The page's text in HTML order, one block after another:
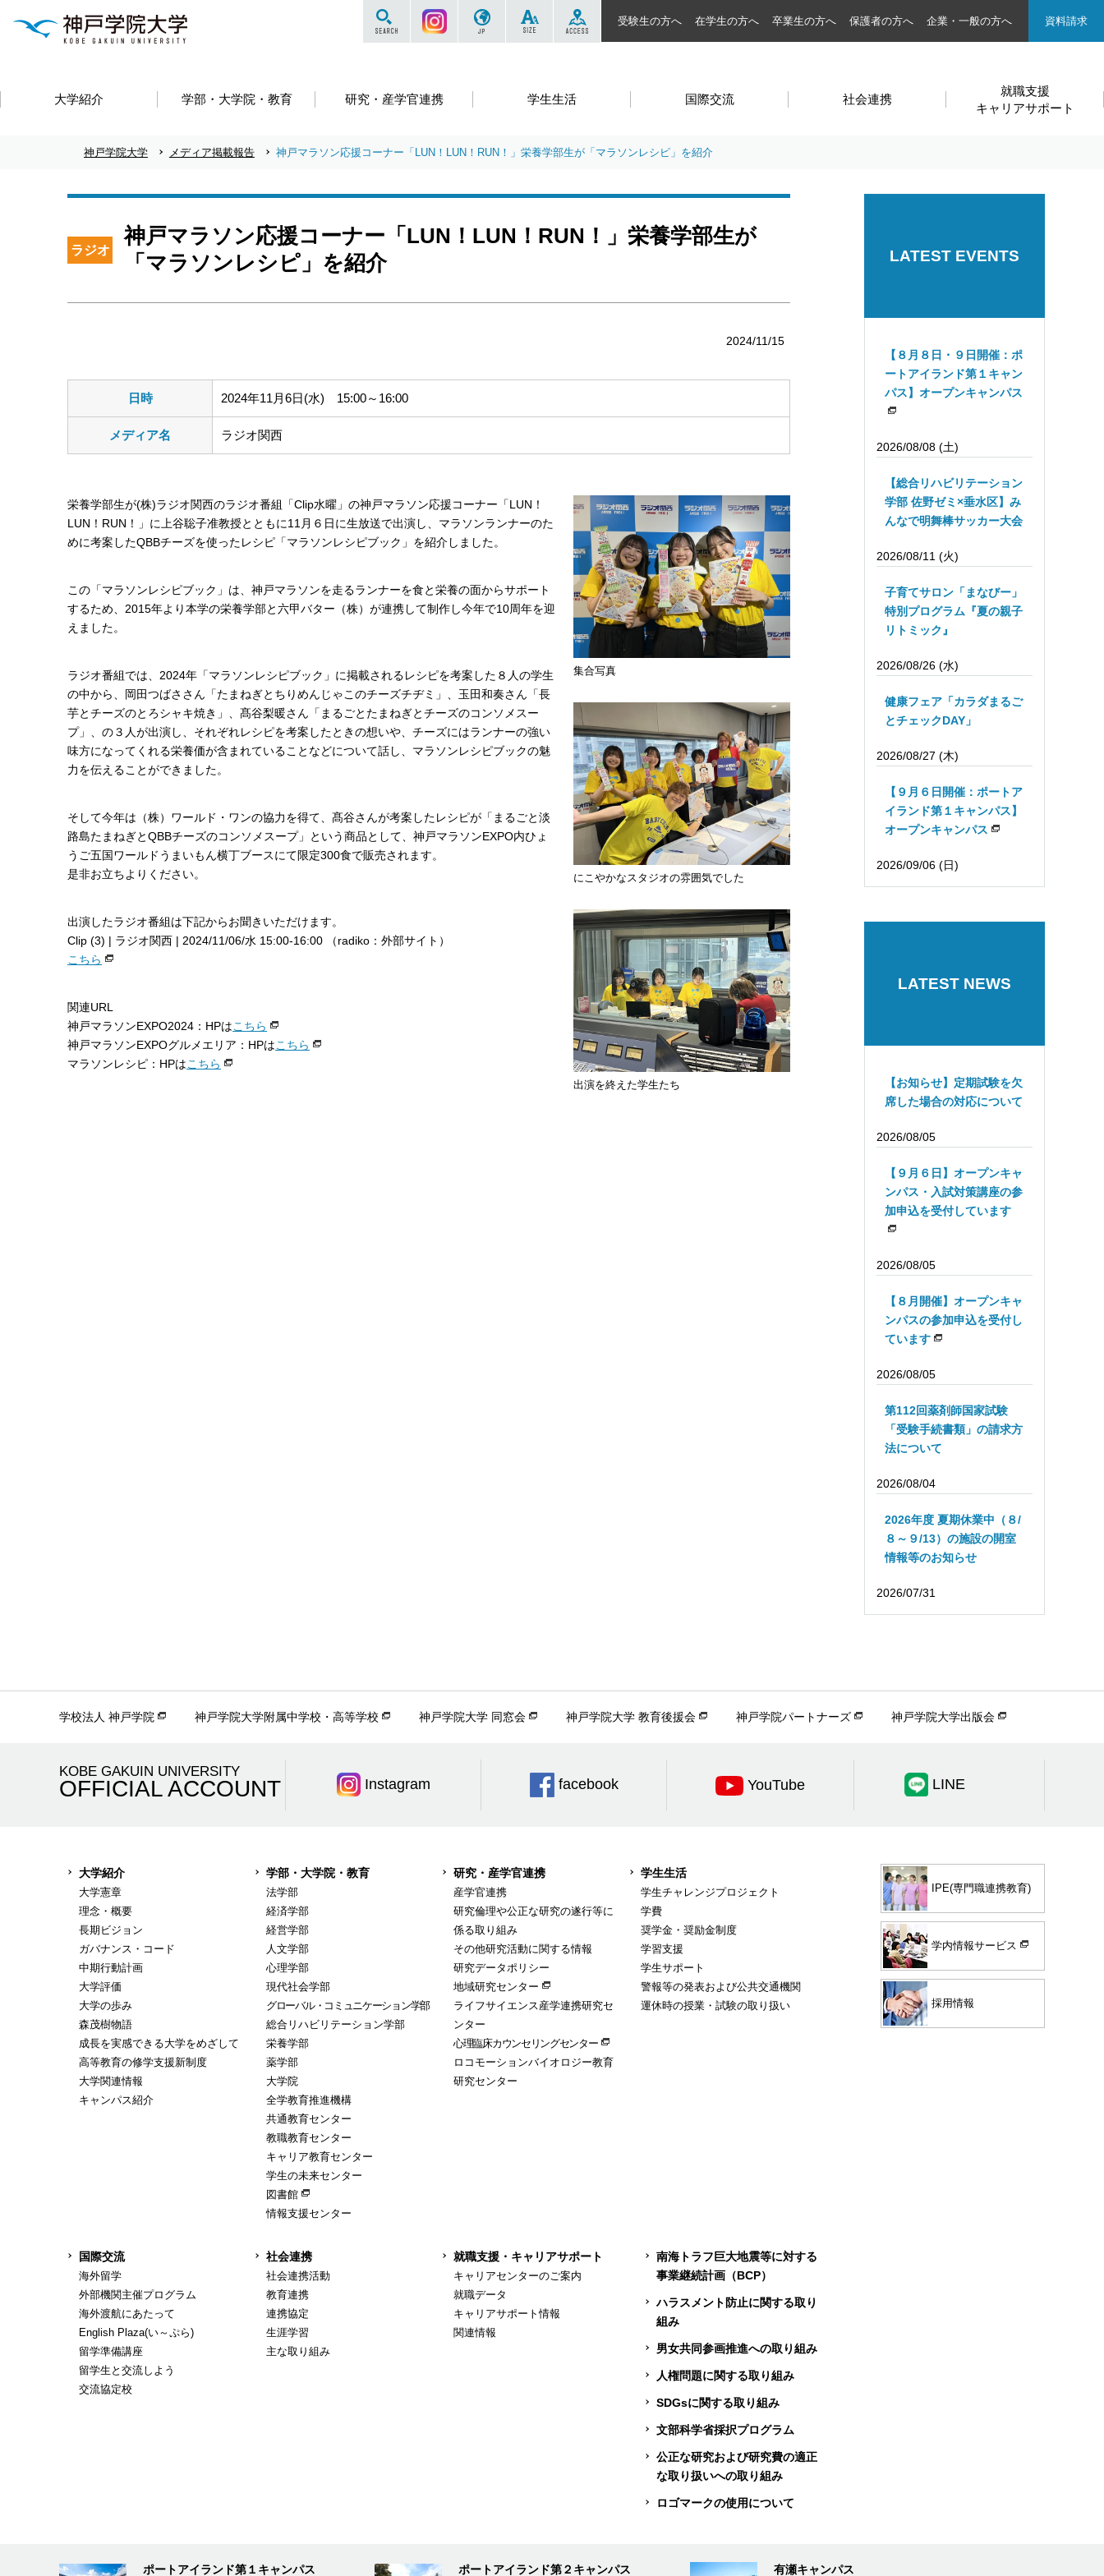
大学紹介 学部・大学院・教育 研究・産学官連携 学生生活 国際交流 社会連携
就職支援
キャリアサポート
サイト内を検索する
Instagram SIZE
受験生の方へ 在学生の方へ 卒業生の方へ 保護者の方へ 企業・一般の方へ 資料請求
神戸学院大学 メディア掲載報告 神戸マラソン応援コーナー「LUN！LUN！RUN！」栄養学部生が「マラソンレシピ」を紹介
ラジオ
神戸マラソン応援コーナー「LUN！LUN！RUN！」栄養学部生が
「マラソンレシピ」を紹介
2024/11/15
日時 2024年11月6日(水) 15:00～16:00
メディア名 ラジオ関西
集合写真
にこやかなスタジオの雰囲気でした
出演を終えた学生たち
栄養学部生が(株)ラジオ関西のラジオ番組「Clip水曜」の神戸マラソン応援コーナー「LUN！
LUN！RUN！」に上谷聡子准教授とともに11月６日に生放送で出演し、マラソンランナーのた
めに考案したQBBチーズを使ったレシピ「マラソンレシピブック」を紹介しました。
この「マラソンレシピブック」は、神戸マラソンを走るランナーを食と栄養の面からサポート
するため、2015年より本学の栄養学部と六甲バター（株）が連携して制作し今年で10周年を迎
えました。
ラジオ番組では、2024年「マラソンレシピブック」に掲載されるレシピを考案した８人の学生
の中から、岡田つばささん「たまねぎとちりめんじゃこのチーズチヂミ」、玉田和奏さん「長
芋とチーズのとろシャキ焼き」、髙谷梨暖さん「まるごとたまねぎとチーズのコンソメスー
プ」、の３人が出演し、それぞれレシピを考案したときの想いや、チーズにはランナーの強い
味方になってくれる栄養価が含まれていることなどについて話し、マラソンレシピブックの魅
力を伝えることができました。
そして今年は（株）ワールド・ワンの協力を得て、髙谷さんが考案したレシピが「まるごと淡
路島たまねぎとQBBチーズのコンソメスープ」という商品として、神戸マラソンEXPO内ひょ
うご五国ワールドうまいもん横丁ブースにて限定300食で販売されます。
是非お立ちよりください。
出演したラジオ番組は下記からお聞きいただけます。
Clip (3) | ラジオ関西 | 2024/11/06/水 15:00-16:00 （radiko：外部サイト）
こちら
関連URL
神戸マラソンEXPO2024：HPはこちら
神戸マラソンEXPOグルメエリア：HPはこちら
マラソンレシピ：HPはこちら
LATEST EVENTS
【８月８日・９日開催：ポ
ートアイランド第１キャン
パス】オープンキャンパス
2026/08/08 (土)
【総合リハビリテーション
学部 佐野ゼミ×垂水区】み
んなで明舞棒サッカー大会
2026/08/11 (火)
子育てサロン「まなびー」
特別プログラム『夏の親子
リトミック』
2026/08/26 (水)
健康フェア「カラダまるご
とチェックDAY」
2026/08/27 (木)
【９月６日開催：ポートア
イランド第１キャンパス】
オープンキャンパス
2026/09/06 (日)
LATEST NEWS
【お知らせ】定期試験を欠
席した場合の対応について
2026/08/05
【９月６日】オープンキャ
ンパス・入試対策講座の参
加申込を受付しています
2026/08/05
【８月開催】オープンキャ
ンパスの参加申込を受付し
ています
2026/08/05
第112回薬剤師国家試験
「受験手続書類」の請求方
法について
2026/08/04
2026年度 夏期休業中（８/
８～９/13）の施設の開室
情報等のお知らせ
2026/07/31
学校法人 神戸学院 神戸学院大学附属中学校・高等学校 神戸学院大学 同窓会 神戸学院大学 教育後援会 神戸学院パートナーズ 神戸学院大学出版会
KOBE GAKUIN UNIVERSITY
OFFICIAL ACCOUNT Instagram facebook YouTube LINE
大学紹介
大学憲章
理念・概要
長期ビジョン
ガバナンス・コード
中期行動計画
大学評価
大学の歩み
森茂樹物語
成長を実感できる大学をめざして
高等教育の修学支援新制度
大学関連情報
キャンパス紹介
学部・大学院・教育
法学部
経済学部
経営学部
人文学部
心理学部
現代社会学部
グローバル・コミュニケーション学部
総合リハビリテーション学部
栄養学部
薬学部
大学院
全学教育推進機構
共通教育センター
教職教育センター
キャリア教育センター
学生の未来センター
図書館
情報支援センター
研究・産学官連携
産学官連携
研究倫理や公正な研究の遂行等に
係る取り組み
その他研究活動に関する情報
研究データポリシー
地域研究センター
ライフサイエンス産学連携研究セ
ンター
心理臨床カウンセリングセンター
ロコモーションバイオロジー教育
研究センター
学生生活
学生チャレンジプロジェクト
学費
奨学金・奨励金制度
学習支援
学生サポート
警報等の発表および公共交通機関
運休時の授業・試験の取り扱い
国際交流
海外留学
外部機関主催プログラム
海外渡航にあたって
English Plaza(い～ぷら)
留学準備講座
留学生と交流しよう
交流協定校
社会連携
社会連携活動
教育連携
連携協定
生涯学習
主な取り組み
就職支援・キャリアサポート
キャリアセンターのご案内
就職データ
キャリアサポート情報
関連情報
南海トラフ巨大地震等に対する
事業継続計画（BCP）
ハラスメント防止に関する取り
組み
男女共同参画推進への取り組み
人権問題に関する取り組み
SDGsに関する取り組み
文部科学省採択プログラム
公正な研究および研究費の適正
な取り扱いへの取り組み
ロゴマークの使用について
IPE(専門職連携教育)
学内情報サービス
採用情報
ポートアイランド第１キャンパス ポートアイランド第２キャンパス 有瀬キャンパス